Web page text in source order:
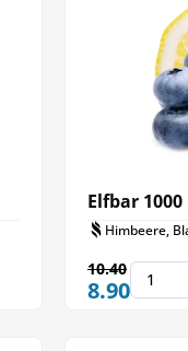
Elfbar
Himbeere,
8.90
10.40